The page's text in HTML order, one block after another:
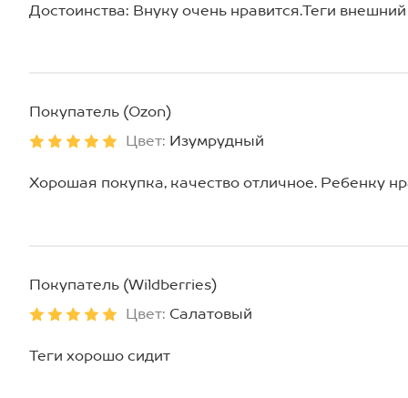
Достоинства: Внуку очень нравится.Теги
Покупатель (Ozon)
Цвет: Изумрудный
Хорошая покупка, качество отличное. Ребенку
Покупатель (Wildberries)
Цвет: Салатовый
Теги хорошо сидит